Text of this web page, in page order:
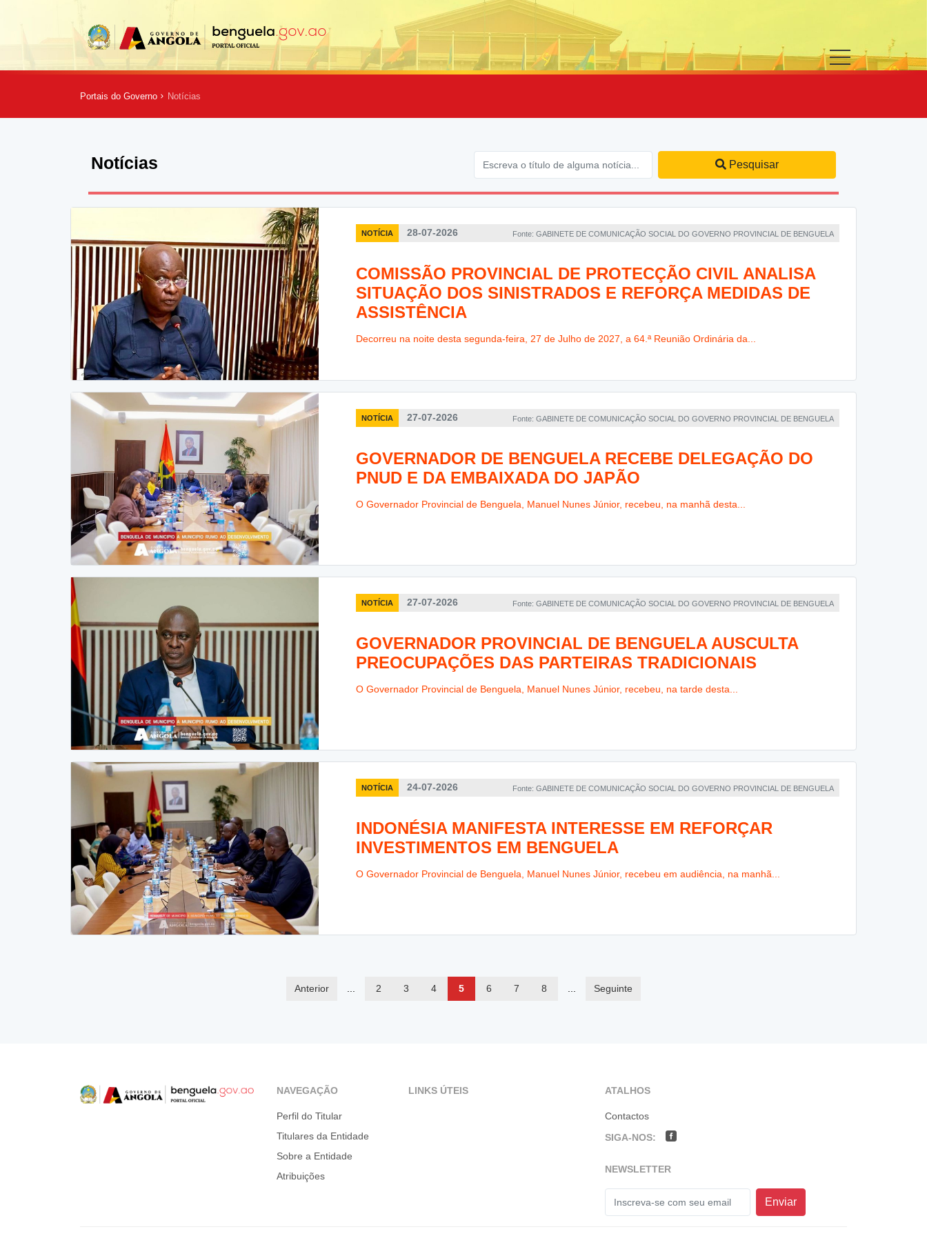
Portais do Governo Notícias
Notícias Pesquisar
NOTÍCIA 28-07-2026 Fonte: GABINETE DE COMUNICAÇÃO SOCIAL DO GOVERNO PROVINCIAL DE BENGUELA
COMISSÃO PROVINCIAL DE PROTECÇÃO CIVIL ANALISA
SITUAÇÃO DOS SINISTRADOS E REFORÇA MEDIDAS DE
ASSISTÊNCIA
Decorreu na noite desta segunda-feira, 27 de Julho de 2027, a 64.ª Reunião Ordinária da...
NOTÍCIA 27-07-2026 Fonte: GABINETE DE COMUNICAÇÃO SOCIAL DO GOVERNO PROVINCIAL DE BENGUELA
GOVERNADOR DE BENGUELA RECEBE DELEGAÇÃO DO
PNUD E DA EMBAIXADA DO JAPÃO
O Governador Provincial de Benguela, Manuel Nunes Júnior, recebeu, na manhã desta...
NOTÍCIA 27-07-2026 Fonte: GABINETE DE COMUNICAÇÃO SOCIAL DO GOVERNO PROVINCIAL DE BENGUELA
GOVERNADOR PROVINCIAL DE BENGUELA AUSCULTA
PREOCUPAÇÕES DAS PARTEIRAS TRADICIONAIS
O Governador Provincial de Benguela, Manuel Nunes Júnior, recebeu, na tarde desta...
NOTÍCIA 24-07-2026 Fonte: GABINETE DE COMUNICAÇÃO SOCIAL DO GOVERNO PROVINCIAL DE BENGUELA
INDONÉSIA MANIFESTA INTERESSE EM REFORÇAR
INVESTIMENTOS EM BENGUELA
O Governador Provincial de Benguela, Manuel Nunes Júnior, recebeu em audiência, na manhã...
Anterior 2 3 4 5 6 7 8 Seguinte
NAVEGAÇÃO
Perfil do Titular
Titulares da Entidade
Sobre a Entidade
Atribuições
LINKS ÚTEIS ATALHOS
Contactos
SIGA-NOS:
NEWSLETTER
Enviar